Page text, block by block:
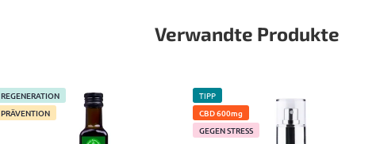
Verwandte Produkte
REGENERATION
PRÄVENTION
TIPP
CBD 600mg
GEGEN STRESS